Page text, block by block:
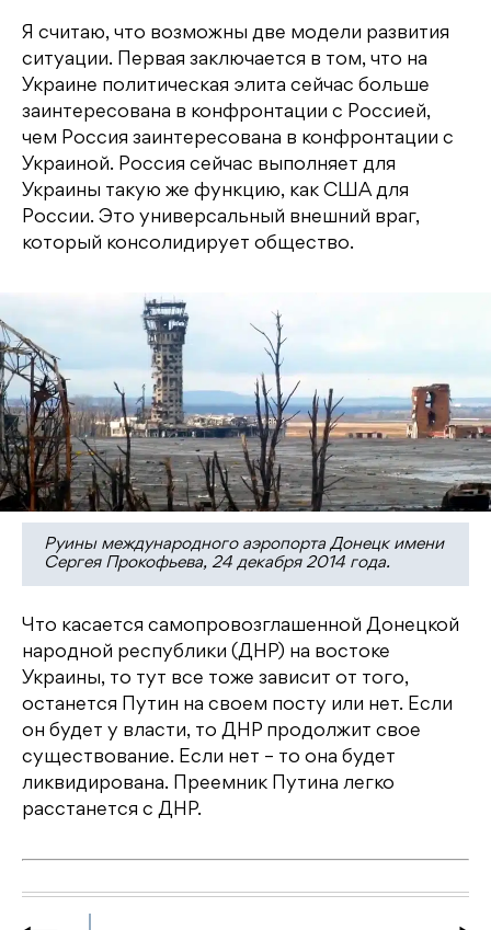
Я считаю, что возможны две модели развития
ситуации. Первая заключается в том, что на
Украине политическая элита сейчас больше
заинтересована в конфронтации с Россией,
чем Россия заинтересована в конфронтации с
Украиной. Россия сейчас выполняет для
Украины такую же функцию, как США для
России. Это универсальный внешний враг,
который консолидирует общество.
Руины международного аэропорта Донецк имени
Сергея Прокофьева, 24 декабря 2014 года.
Что касается самопровозглашенной Донецкой
народной республики (ДНР) на востоке
Украины, то тут все тоже зависит от того,
останется Путин на своем посту или нет. Если
он будет у власти, то ДНР продолжит свое
существование. Если нет – то она будет
ликвидирована. Преемник Путина легко
расстанется с ДНР.